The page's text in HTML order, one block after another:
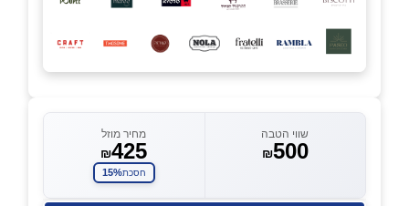
שווי הטבה
₪500
מחיר מוזל
₪425
חסכת15%